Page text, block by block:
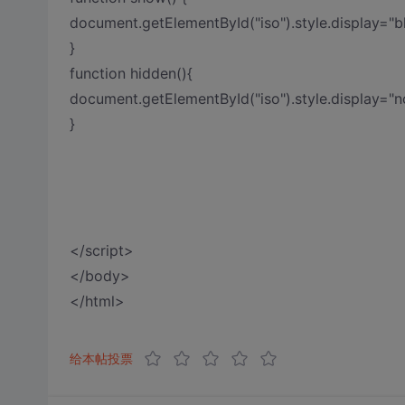
}
function hidden(){
}
</script>
</body>
</html>
给本帖投票